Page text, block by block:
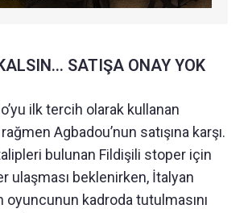
SATIŞA ONAY YOK
ilk tercih olarak kullanan
Agbadou’nun satışına karşı.
bulunan Fildişili stoper için
ulaşması beklenirken, İtalyan
oyuncunun kadroda tutulmasını